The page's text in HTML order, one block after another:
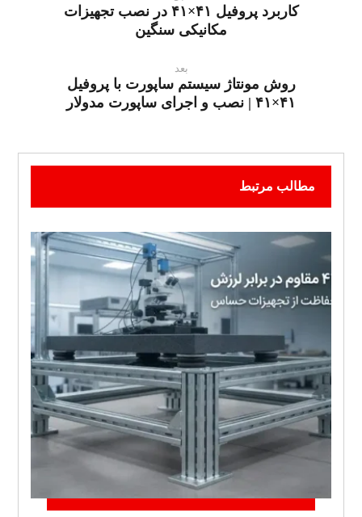
کاربرد پروفیل ۴۱×۴۱ در نصب تجهیزات
مکانیکی سنگین
بعد
روش مونتاژ سیستم ساپورت با پروفیل
۴۱×۴۱ | نصب و اجرای ساپورت مدولار
مطالب مرتبط